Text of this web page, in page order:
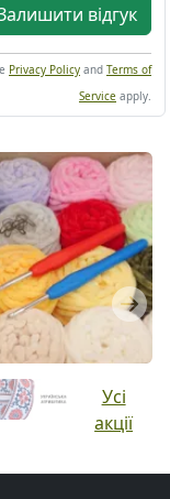
відгук
Privacy Policy and Terms of
Service apply.
Next
Усі
акції